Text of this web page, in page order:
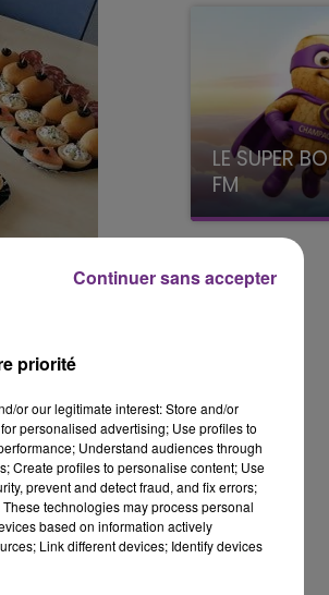
LE SUPER
FM
avec La
priorité
or our legitimate interest: Store and/or
personalised advertising; Use profiles to
Understand audiences through
Create profiles to personalise content; Use
prevent and detect fraud, and fix errors;
technologies may process personal
based on information actively
Link different devices; Identify devices
Continuer sans accepter